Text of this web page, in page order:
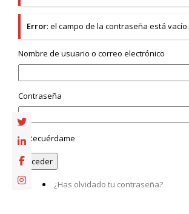
Error: el campo de la contraseña está vacío.
Nombre de usuario o correo electrónico
Contraseña
Recuérdame
¿Has olvidado tu contraseña?